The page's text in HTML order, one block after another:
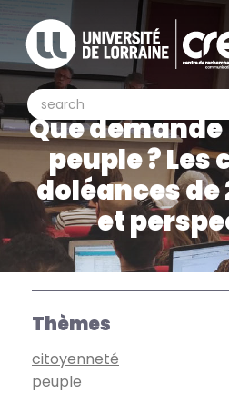
Aller
contenu
principal
Search
search
Que
peuple ? Les
doléances de
et
Thèmes
citoyenneté
peuple